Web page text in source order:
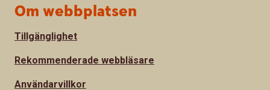
Om webbplatsen
Tillgänglighet
Rekommenderade webbläsare
Användarvillkor